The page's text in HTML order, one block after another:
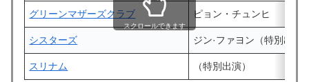
グリーンマザーズクラブ ピョン・チュンヒ
シスターズ ジン·ファヨン （特別出演
スリナム （特別出演）
スクロールできます